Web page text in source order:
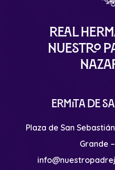
Real
Nuestro
Ermita de
Plaza de San
Grande